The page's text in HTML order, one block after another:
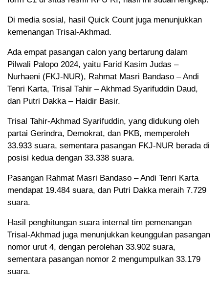
Di media sosial, hasil Quick Count juga menunjukkan
kemenangan Trisal-Akhmad.
Ada empat pasangan calon yang bertarung dalam
Pilwali Palopo 2024, yaitu Farid Kasim Judas –
Nurhaeni (FKJ-NUR), Rahmat Masri Bandaso – Andi
Tenri Karta, Trisal Tahir – Akhmad Syarifuddin Daud,
dan Putri Dakka – Haidir Basir.
Trisal Tahir-Akhmad Syarifuddin, yang didukung oleh
partai Gerindra, Demokrat, dan PKB, memperoleh
33.933 suara, sementara pasangan FKJ-NUR berada di
posisi kedua dengan 33.338 suara.
Pasangan Rahmat Masri Bandaso – Andi Tenri Karta
mendapat 19.484 suara, dan Putri Dakka meraih 7.729
suara.
Hasil penghitungan suara internal tim pemenangan
Trisal-Akhmad juga menunjukkan keunggulan pasangan
nomor urut 4, dengan perolehan 33.902 suara,
sementara pasangan nomor 2 mengumpulkan 33.179
suara.